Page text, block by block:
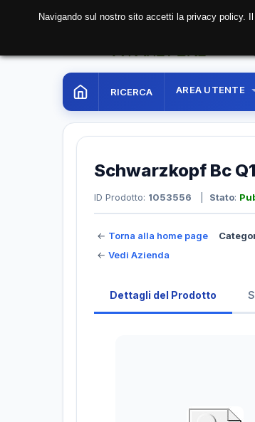
RICERCA AREA UTENTE
Schwarzkopf Bc
ID Prodotto: 1053556 Stato:
← Torna alla home page
← Vedi Azienda
Dettagli del Prodotto
Navigando sul nostro sito accetti la privacy policy.